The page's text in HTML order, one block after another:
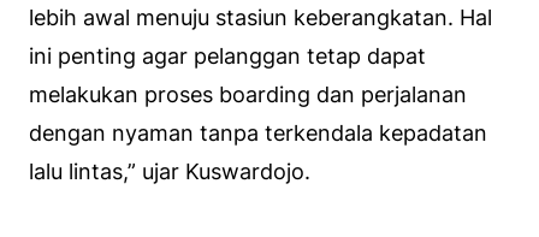
lebih awal menuju stasiun keberangkatan. Hal
ini penting agar pelanggan tetap dapat
melakukan proses boarding dan perjalanan
dengan nyaman tanpa terkendala kepadatan
lalu lintas,” ujar Kuswardojo.